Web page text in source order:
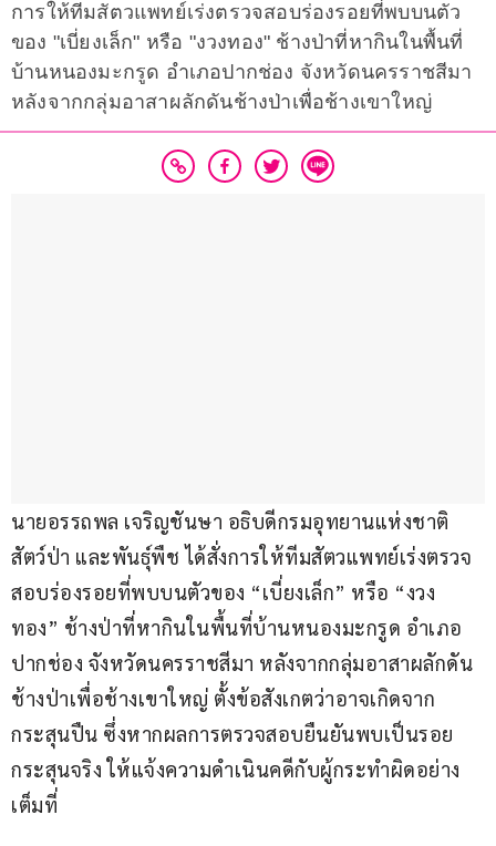
การให้ทีมสัตวแพทย์เร่งตรวจสอบร่องรอยที่พบบนตัว
ของ "เบี่ยงเล็ก" หรือ "งวงทอง" ช้างป่าที่หากินในพื้นที่
บ้านหนองมะกรูด อำเภอปากช่อง จังหวัดนครราชสีมา
หลังจากกลุ่มอาสาผลักดันช้างป่าเพื่อช้างเขาใหญ่
นายอรรถพล​ เจริญชันษา​ อธิบดีกรมอุทยานแห่งชาติ
สัตว์ป่า และพันธุ์พืช ได้สั่งการให้ทีมสัตวแพทย์เร่งตรวจ
สอบร่องรอยที่พบบนตัวของ “เบี่ยงเล็ก” หรือ “งวง
ทอง” ช้างป่าที่หากินในพื้นที่บ้านหนองมะกรูด อำเภอ
ปากช่อง จังหวัดนครราชสีมา หลังจากกลุ่มอาสาผลักดัน
ช้างป่าเพื่อช้างเขาใหญ่ ตั้งข้อสังเกตว่าอาจเกิดจาก
กระสุนปืน ซึ่งหากผลการตรวจสอบยืนยันพบเป็นรอย
กระสุนจริง ให้แจ้งความดำเนินคดีกับผู้กระทำผิดอย่าง
เต็มที่